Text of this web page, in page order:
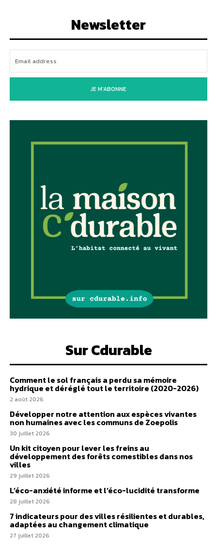
Newsletter
JE M'ABONNE
Sur Cdurable
Comment le sol français a perdu sa mémoire
hydrique et déréglé tout le territoire (2020-2026)
2 août 2026
Développer notre attention aux espèces vivantes
non humaines avec les communs de Zoepolis
30 juillet 2026
Un kit citoyen pour lever les freins au
développement des forêts comestibles dans nos
villes
29 juillet 2026
L’éco-anxiété informe et l’éco-lucidité transforme
28 juillet 2026
7 indicateurs pour des villes résilientes et durables,
adaptées au changement climatique
27 juillet 2026